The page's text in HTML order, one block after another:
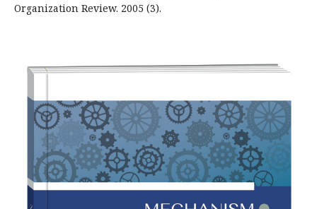
Organization Review. 2005 (3).